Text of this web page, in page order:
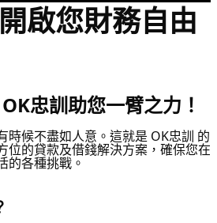
啟您財務自由
忠訓助您一臂之力！
時候不盡如人意。這就是 OK忠訓 的
位的貸款及借錢解決方案，確保您在
的各種挑戰。